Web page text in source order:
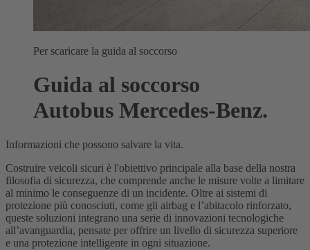
Per scaricare la guida al soccorso
Guida al soccorso
Autobus Mercedes-Benz.
Informazioni che possono salvare la vita.
Costruire veicoli sicuri è l'obiettivo principale alla base della nostra
filosofia di sicurezza, che comprende anche le misure volte a limitare
al minimo le conseguenze di un incidente. Oltre ai sistemi di
protezione più conosciuti, come gli airbag e l’abitacolo rinforzato,
queste soluzioni integrano una serie di innovazioni tecnologiche
all’avanguardia, pensate per offrire un livello di sicurezza superiore
e una protezione intelligente in ogni situazione.